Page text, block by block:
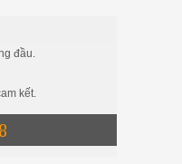
đầu.
kết.